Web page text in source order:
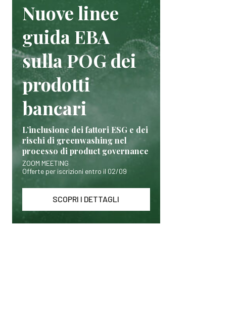
Nuove linee
guida EBA
sulla POG dei
prodotti
bancari
L’inclusione dei fattori ESG e dei
rischi di greenwashing nel
processo di product governance
ZOOM MEETING
Offerte per iscrizioni entro il 02/09
SCOPRI I DETTAGLI